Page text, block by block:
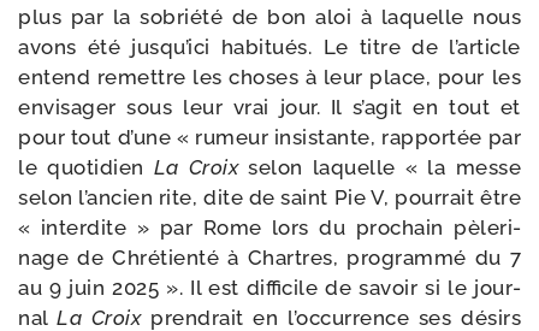
plus par la sobrié­té de bon aloi à laquelle nous
avons été jusqu’ici habi­tués. Le titre de l’article
entend remettre les choses à leur place, pour les
envi­sa­ger sous leur vrai jour. Il s’agit en tout et
pour tout d’une « rumeur insis­tante, rap­por­tée par
le quo­ti­dien La Croixselon laquelle « la messe
selon l’ancien rite, dite de saint Pie V, pour­rait être
« inter­dite » par Rome lors du pro­chain pèle­ri­
nage de Chrétienté à Chartres, pro­gram­mé du 7
au 9 juin 2025 ». Il est dif­fi­cile de savoir si le jour­
nalLa Croix pren­drait en l’occurrence ses dési­rs